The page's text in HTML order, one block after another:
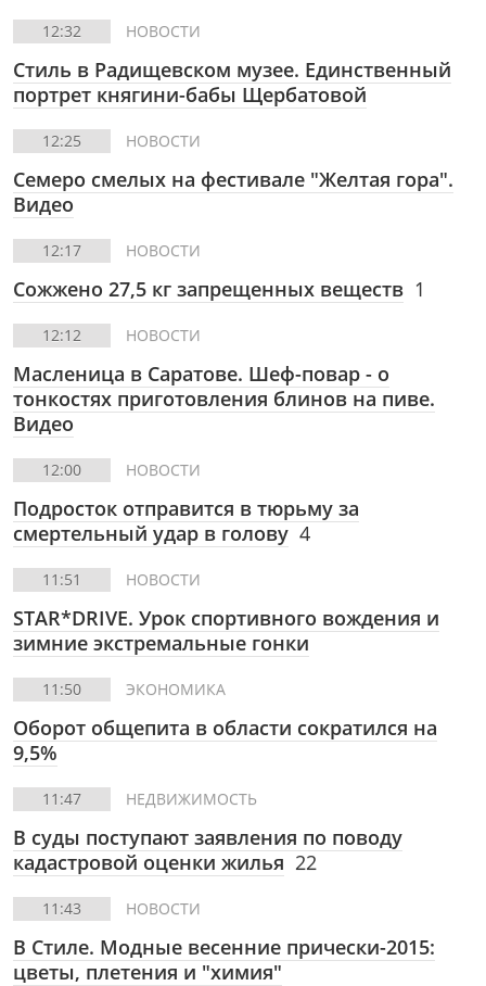
12:32 НОВОСТИ
Стиль в Радищевском музее. Единственный
портрет княгини-бабы Щербатовой
12:25 НОВОСТИ
Семеро смелых на фестивале "Желтая гора".
Видео
12:17 НОВОСТИ
Сожжено 27,5 кг запрещенных веществ 1
12:12 НОВОСТИ
Масленица в Саратове. Шеф-повар - о
тонкостях приготовления блинов на пиве.
Видео
12:00 НОВОСТИ
Подросток отправится в тюрьму за
смертельный удар в голову 4
11:51 НОВОСТИ
STAR*DRIVE. Урок спортивного вождения и
зимние экстремальные гонки
11:50 ЭКОНОМИКА
Оборот общепита в области сократился на
9,5%
11:47 НЕДВИЖИМОСТЬ
В суды поступают заявления по поводу
кадастровой оценки жилья 22
11:43 НОВОСТИ
В Стиле. Модные весенние прически-2015:
цветы, плетения и "химия"